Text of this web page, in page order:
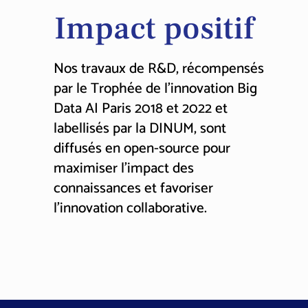
Impact positif
Nos travaux de R&D, récompensés
par le Trophée de l’innovation Big
Data AI Paris 2018 et 2022 et
labellisés par la DINUM, sont
diffusés en open-source pour
maximiser l’impact des
connaissances et favoriser
l’innovation collaborative.